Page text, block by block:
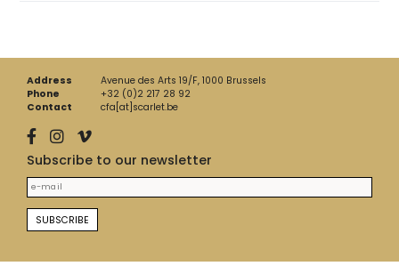
Address
Avenue des Arts 19/F, 1000 Brussels
Phone
+32 (0)2 217 28 92
Contact
cfa[at]scarlet.be
Subscribe to our newsletter